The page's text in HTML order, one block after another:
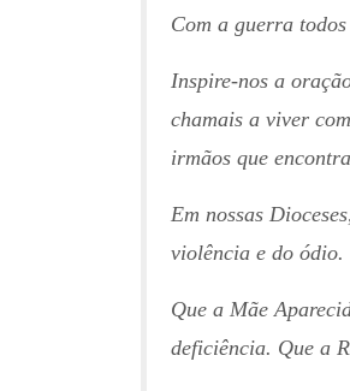
Com a guerra
Inspire-nos a
chamais a viver
irmãos que
Em nossas
violência e do ódio.
Que a Mãe
deficiência. Que a